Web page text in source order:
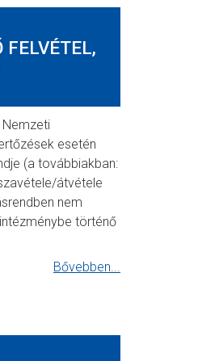
FELVÉTEL,
esetén
(a továbbiakban:
átvétele
nem
történő
Bővebben...